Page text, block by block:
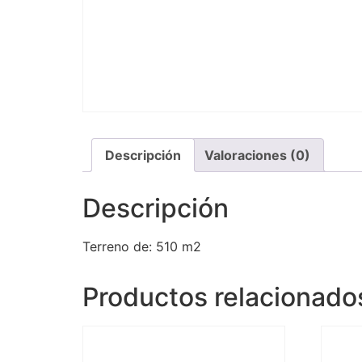
Descripción Valoraciones (0)
Descripción
Terreno de: 510 m2
Productos